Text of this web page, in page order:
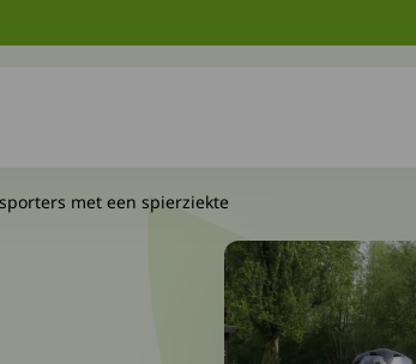
met een spierziekte